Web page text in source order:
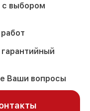
выбором
Ваши вопросы